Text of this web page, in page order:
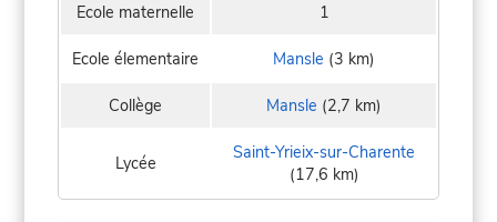
Ecole maternelle 1
Ecole élementaire Mansle (3 km)
Collège Mansle (2,7 km)
Lycée
Saint-Yrieix-sur-Charente
(17,6 km)